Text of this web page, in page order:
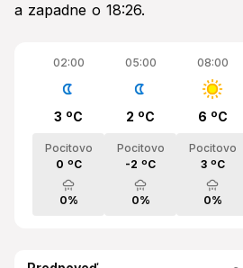
a zapadne o 18:26.
02:00
3 ºC
Pocitovo
0 ºC
0%
05:00
2 ºC
Pocitovo
-2 ºC
0%
08:00
6 ºC
Pocitovo
3 ºC
0%